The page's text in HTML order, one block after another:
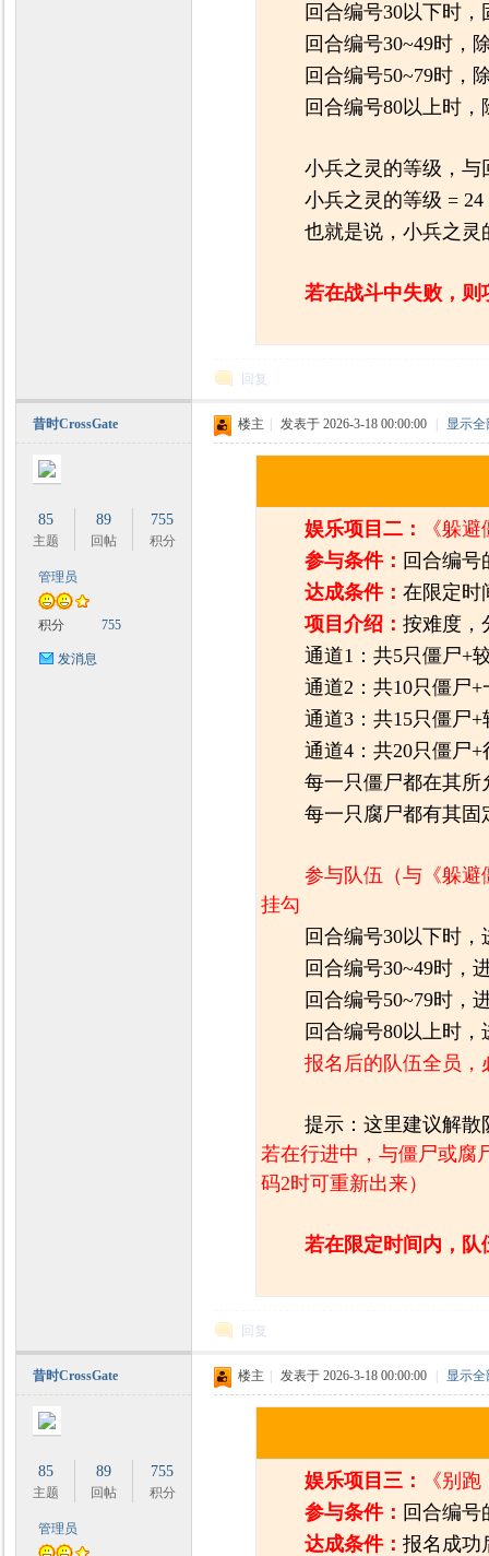
回合编号30以下时
回合编号30~49时，
回合编号50~79时，
回合编号80以上时
小兵之灵的等级，
小兵之灵的等级 =
也就是说，小兵之灵
若在战斗中失败，
回复
昔时CrossGate
85
主题
89
回帖
755
积分
管理员
积分 755
发消息
楼主 发表于 2026-3-18 00:00:00 显示
娱乐项目二：
《躲
参与条件： 回合编号
达成条件： 在限定时
项目介绍： 按难度，
通道1：共5只僵尸+
通道2：共10只僵尸
通道3：共15只僵尸
通道4：共20只僵尸
每一只僵尸都在其
每一只腐尸都有其固
参与队伍（与《躲
挂勾
回合编号30以下时，
回合编号30~49时，
回合编号50~79时，
回合编号80以上时，
报名后的队伍全员，
提示：这里建议解
若在行进中，与僵尸或腐
码2时可重新出来）
若在限定时间内，
回复
昔时CrossGate
85
主题
89
回帖
755
积分
管理员
楼主 发表于 2026-3-18 00:00:00 显示
娱乐项目三：
《别
参与条件： 回合编号
达成条件： 报名成功